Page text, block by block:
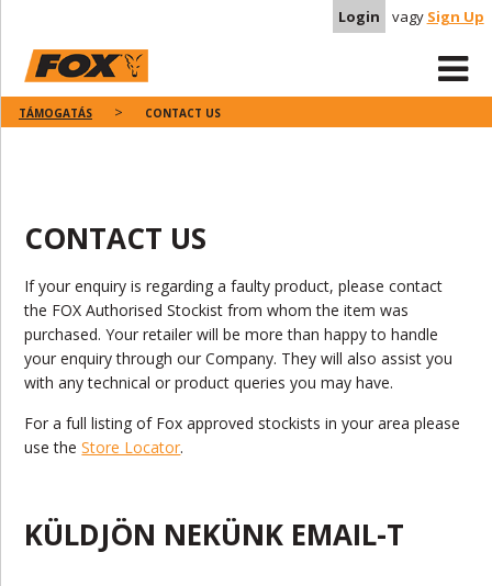
Login vagy Sign Up
TÁMOGATÁS CONTACT US
CONTACT US
If your enquiry is regarding a faulty product, please contact
the FOX Authorised Stockist from whom the item was
purchased. Your retailer will be more than happy to handle
your enquiry through our Company. They will also assist you
with any technical or product queries you may have.
For a full listing of Fox approved stockists in your area please
use theStore Locator.
KÜLDJÖN NEKÜNK EMAIL-T